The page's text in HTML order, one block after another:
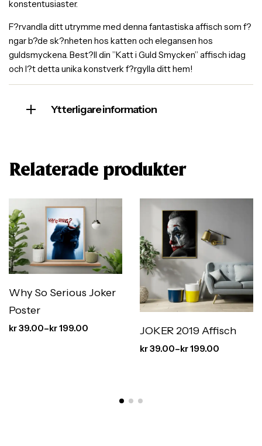
konstentusiaster.
F?rvandla ditt utrymme med denna fantastiska affisch som f?
ngar b?de sk?nheten hos katten och elegansen hos
guldsmyckena. Best?ll din ”Katt i Guld Smycken” affisch idag
och l?t detta unika konstverk f?rgylla ditt hem!
Ytterligare information
Relaterade produkter
Why So Serious Joker
Poster
kr39.00–kr199.00 JOKER 2019 Affisch
kr39.00–kr199.00